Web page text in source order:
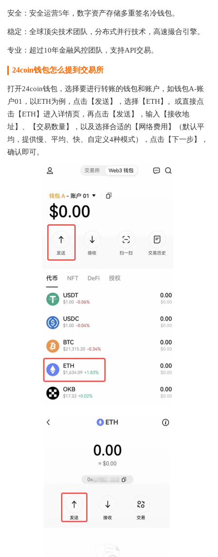
安全：安全运营5年，数字资产存储多重签名冷钱包。
稳定：全球顶尖技术团队，分布式并行技术，高速撮合引擎。
专业：超过10年金融风控团队，支持API交易。
24coin钱包怎么提到交易所
打开24coin钱包，选择要进行转账的钱包和账户，如钱包A-账
户01，以ETH为例，点击【发送】，选择【ETH】。或直接点
击【ETH】进入详情页，再点击【发送】，输入【接收地
址】、【交易数量】，以及选择合适的【网络费用】（默认平
均，提供慢、平均、快、自定义4种模式），点击【下一步】，
确认即可。